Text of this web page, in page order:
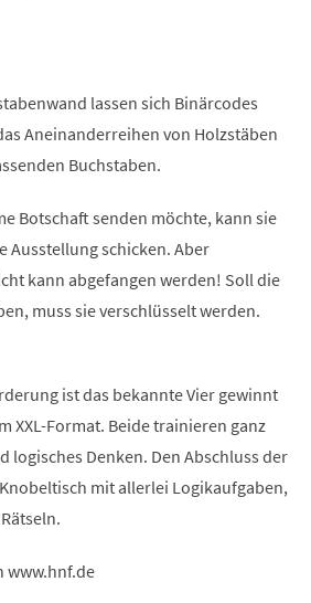
lassen sich Binärcodes
Aneinanderreihen von Holzstäben
Buchstaben.
Botschaft senden möchte, kann sie
Ausstellung schicken. Aber
kann abgefangen werden! Soll die
muss sie verschlüsselt werden.
ist das bekannte Vier gewinnt
XXL-Format. Beide trainieren ganz
logisches Denken. Den Abschluss der
mit allerlei Logikaufgaben,
www.hnf.de